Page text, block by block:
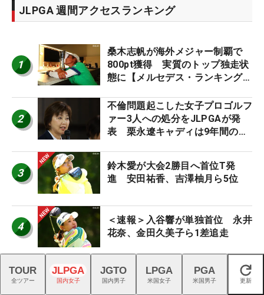
JLPGA 週間アクセスランキング
1
桑木志帆が海外メジャー制覇で
800pt獲得 実質のトップ独走状
態に【メルセデス・ランキング番
2
不倫問題起こした女子プロゴルフ
ァー3人への処分をJLPGAが発
表 栗永遼キャディは9年間の立
3
鈴木愛が大会2勝目へ首位T発
進 安田祐香、吉澤柚月ら5位
4
＜速報＞入谷響が単独首位 永井
花奈、金田久美子ら1差追走
5
昨年覇者・河本結は小祝さくら、
佐久間朱莉と同組 国内女子ゴル
閉じる
TOUR
全ツアー
JLPGA
国内女子
JGTO
国内男子
LPGA
米国女子
PGA
米国男子 更新